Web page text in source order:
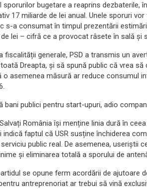
sporurilor bugetare a reaprins dezbaterile,
17 miliarde de lei anual. Unele sporuri
s-a consumat în timpul prezentării
lei – cifră ce a provocat râsete în sală și
fiscalității generale, PSD a transmis un
Dreapta, și să spună public că vrea
o asemenea măsură ar reduce consumul
bani publici pentru start-upuri, adio
România își menține linia dură în
indică faptul că USR susține închiderea
public real. De asemenea, useriștii
și eliminarea totală a sporului de
se opune ferm acordării de ajutoare
antreprenoriat ar trebui să vină